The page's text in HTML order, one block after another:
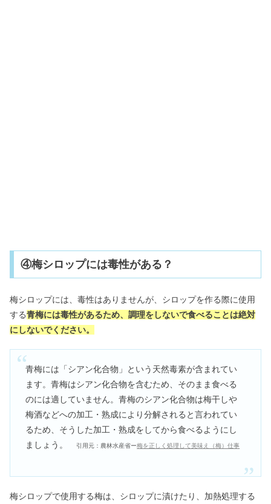
④梅シロップには毒性がある？
梅シロップには、毒性はありませんが、シロップを作る際に使用
する青梅には毒性があるため、調理をしないで食べることは絶対
にしないでください。
青梅には「シアン化合物」という天然毒素が含まれてい
ます。青梅はシアン化合物を含むため、そのまま食べる
のには適していません。青梅のシアン化合物は梅干しや
梅酒などへの加工・熟成により分解されると言われてい
るため、そうした加工・熟成をしてから食べるようにし
ましょう。
引用元：農林水産省ー梅を正しく処理して美味え（梅）仕事
梅シロップで使用する梅は、シロップに漬けたり、加熱処理する